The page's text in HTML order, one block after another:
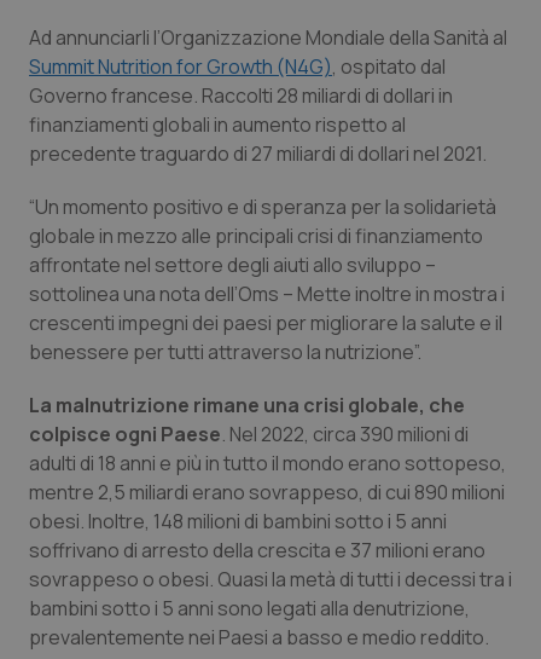
Emilia-Romagna
Friuli Venezia Giulia
Lazio
Liguria
Lombardia
Marche
Molise
Piemonte
Provincia Autonoma di Bolzano
Provincia Autonoma di Trento
Colesterolo & coronaropatie
Dermatite Atopica
Diabete & glucometri
Disturbi dell’umore
Dolore
Donna & Salute
Epatiti
HIV
Infezioni & Febbre
Ipertensione & Scompenso
Ad annunciarli l’Organizzazione Mondiale della Sanità al
Summit Nutrition for Growth (N4G), ospitato dal
Governo francese. Raccolti 28 miliardi di dollari in
finanziamenti globali in aumento rispetto al
precedente traguardo di 27 miliardi di dollari nel 2021.
“Un momento positivo e di speranza per la solidarietà
globale in mezzo alle principali crisi di finanziamento
affrontate nel settore degli aiuti allo sviluppo –
sottolinea una nota dell’Oms – Mette inoltre in mostra i
crescenti impegni dei paesi per migliorare la salute e il
benessere per tutti attraverso la nutrizione”.
La malnutrizione rimane una crisi globale, che
colpisce ogni Paese. Nel 2022, circa 390 milioni di
adulti di 18 anni e più in tutto il mondo erano sottopeso,
mentre 2,5 miliardi erano sovrappeso, di cui 890 milioni
obesi. Inoltre, 148 milioni di bambini sotto i 5 anni
soffrivano di arresto della crescita e 37 milioni erano
sovrappeso o obesi. Quasi la metà di tutti i decessi tra i
bambini sotto i 5 anni sono legati alla denutrizione,
prevalentemente nei Paesi a basso e medio reddito.